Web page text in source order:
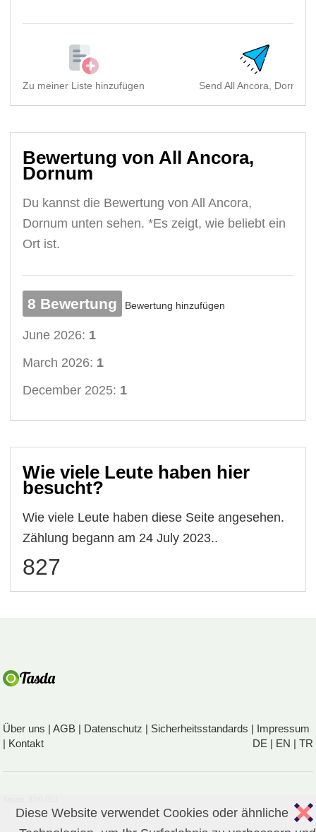
Zu meiner Liste hinzufügen Send All Ancora, Dornum
Bewertung von All Ancora,
Dornum
Du kannst die Bewertung von All Ancora,
Dornum unten sehen. *Es zeigt, wie beliebt ein
Ort ist.
8 Bewertung Bewertung hinzufügen
June 2026: 1
March 2026: 1
December 2025: 1
Wie viele Leute haben hier
besucht?
Wie viele Leute haben diese Seite angesehen.
Zählung begann am 24 July 2023..
827
Über uns |AGB | Datenschutz | Sicherheitsstandards | Impressum
| Kontakt DE | EN | TR
Diese Website verwendet Cookies oder ähnliche